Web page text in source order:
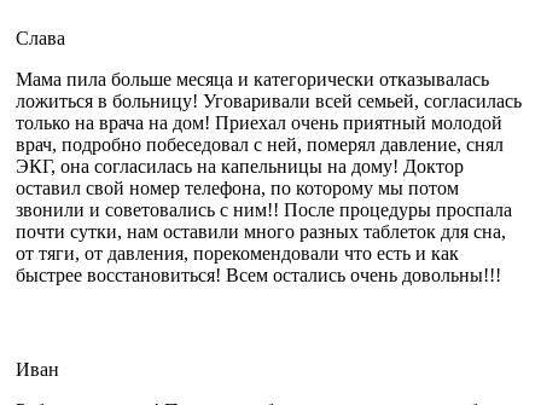
Слава
Мама пила больше месяца и категорически отказывалась
ложиться в больницу! Уговаривали всей семьей, согласилась
только на врача на дом! Приехал очень приятный молодой
врач, подробно побеседовал с ней, померял давление, снял
ЭКГ, она согласилась на капельницы на дому! Доктор
оставил свой номер телефона, по которому мы потом
звонили и советовались с ним!! После процедуры проспала
почти сутки, нам оставили много разных таблеток для сна,
от тяги, от давления, порекомендовали что есть и как
быстрее восстановиться! Всем остались очень довольны!!!
Иван